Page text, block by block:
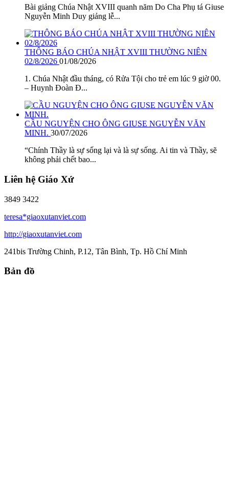
Bài giảng Chúa Nhật XVIII quanh năm Do Cha Phụ tá Giuse
Nguyễn Minh Duy giảng lễ...
THÔNG BÁO CHÚA NHẬT XVIII THƯỜNG NIÊN
02/8/2026 01/08/2026
1. Chúa Nhật đầu tháng, có Rửa Tội cho trẻ em lúc 9 giờ 00.
– Huynh Đoàn Đ...
CẦU NGUYỆN CHO ÔNG GIUSE NGUYỄN VĂN
MINH. 30/07/2026
“Chính Thầy là sự sống lại và là sự sống. Ai tin và Thầy, sẽ
không phải chết bao...
Liên hệ Giáo Xứ
3849 3422
teresa*giaoxutanviet.com
http://giaoxutanviet.com
241bis Trường Chinh, P.12, Tân Bình, Tp. Hồ Chí Minh
Bản đồ